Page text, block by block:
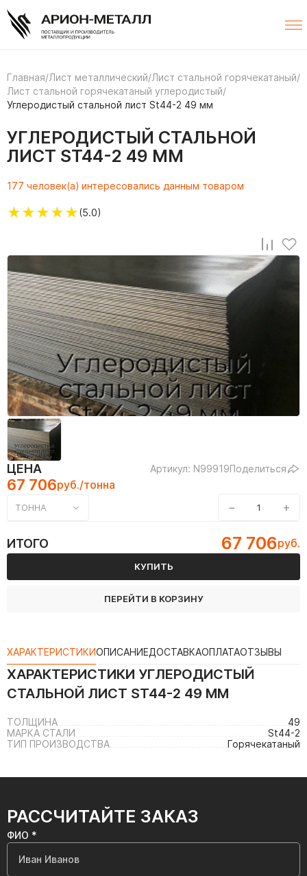
Главная/Лист металлический/Лист стальной горячекатаный/
Лист стальной горячекатаный углеродистый/
Углеродистый стальной лист St44-2 49 мм
УГЛЕРОДИСТЫЙ СТАЛЬНОЙ
ЛИСТ ST44-2 49 ММ
177 человек(а) интересовались данным товаром
★★★★★(5.0)
ЦЕНА Артикул: N99919Поделиться
67 706руб./тонна
ТОННА − +
ИТОГО 67 706руб.
КУПИТЬ
ПЕРЕЙТИ В КОРЗИНУ
ХАРАКТЕРИСТИКИОПИСАНИЕДОСТАВКАОПЛАТАОТЗЫВЫ
ХАРАКТЕРИСТИКИ УГЛЕРОДИСТЫЙ
СТАЛЬНОЙ ЛИСТ ST44-2 49 ММ
ТОЛЩИНА
49
МАРКА СТАЛИ
St44-2
ТИП ПРОИЗВОДСТВА
Горячекатаный
РАССЧИТАЙТЕ ЗАКАЗ
ФИО *